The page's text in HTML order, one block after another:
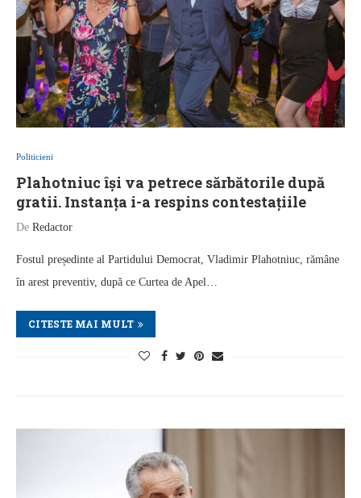
Politicieni
Plahotniuc își va petrece sărbătorile după
gratii. Instanța i-a respins contestațiile
De Redactor
Fostul președinte al Partidului Democrat, Vladimir Plahotniuc, rămâne
în arest preventiv, după ce Curtea de Apel…
CITESTE MAI MULT